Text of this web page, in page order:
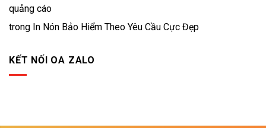
quảng cáo
trong In Nón Bảo Hiểm Theo Yêu Cầu Cực Đẹp
KẾT NỐI OA ZALO